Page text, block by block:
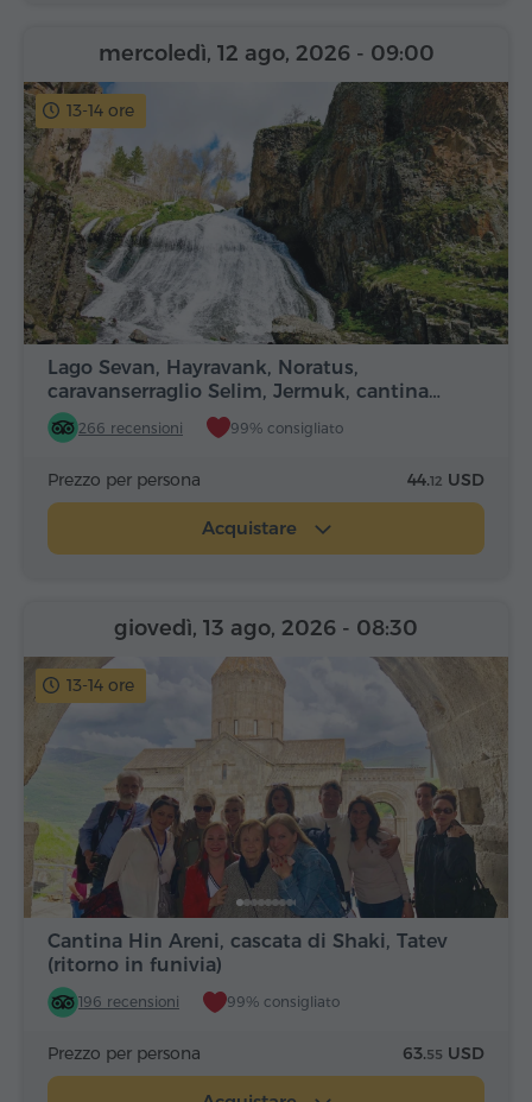
13-14 ore
Lago Sevan, Hayravank, Noratus,
caravanserraglio Selim, Jermuk, cantina…
266 recensioni 99% consigliato
mercoledì, 12 ago, 2026 - 09:00
Prezzo per persona 44.12 USD
Acquistare
13-14 ore
Cantina Hin Areni, cascata di Shaki, Tatev
(ritorno in funivia)
196 recensioni 99% consigliato
giovedì, 13 ago, 2026 - 08:30
Prezzo per persona 63.55 USD